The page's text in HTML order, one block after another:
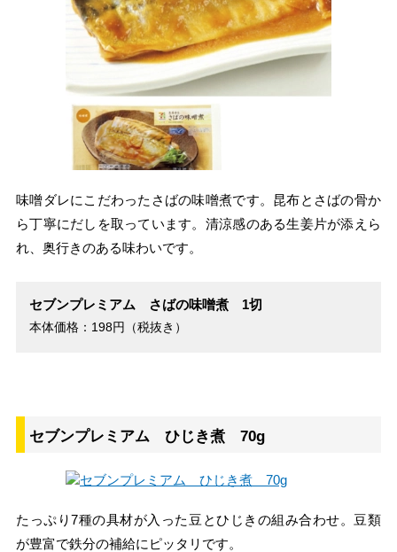
味噌ダレにこだわったさばの味噌煮です。昆布とさばの骨か
ら丁寧にだしを取っています。清涼感のある生姜片が添えら
れ、奥行きのある味わいです。
セブンプレミアム さばの味噌煮 1切
本体価格：198円（税抜き）
セブンプレミアム ひじき煮 70g
たっぷり7種の具材が入った豆とひじきの組み合わせ。豆類
が豊富で鉄分の補給にピッタリです。